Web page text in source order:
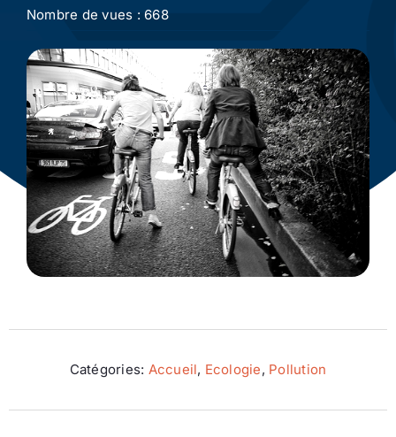
Actualité
Ecologie
Nombre de vues : 668
Catégories: Accueil, Ecologie, Pollution